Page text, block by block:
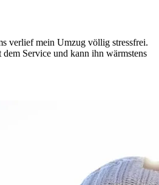
verlief mein Umzug völlig stressfrei.
Service und kann ihn wärmstens